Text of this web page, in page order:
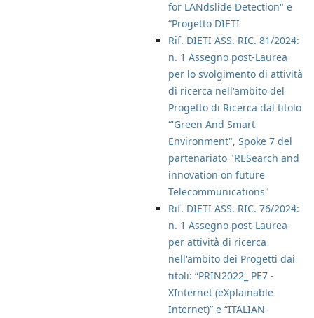
for LANdslide Detection" e
“Progetto DIETI
Rif. DIETI ASS. RIC. 81/2024:
n. 1 Assegno post-Laurea
per lo svolgimento di attività
di ricerca nell'ambito del
Progetto di Ricerca dal titolo
“'Green And Smart
Environment", Spoke 7 del
partenariato "RESearch and
innovation on future
Telecommunications"
Rif. DIETI ASS. RIC. 76/2024:
n. 1 Assegno post-Laurea
per attività di ricerca
nell'ambito dei Progetti dai
titoli: “PRIN2022_ PE7 -
XInternet (eXplainable
Internet)” e “ITALIAN-